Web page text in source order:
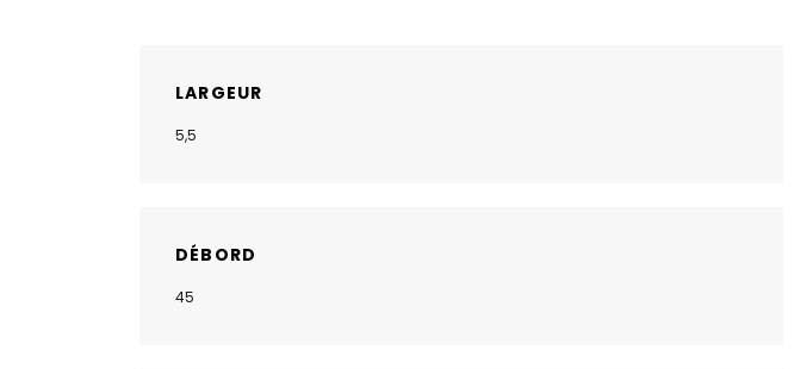
LARGEUR
5,5
DÉBORD
45